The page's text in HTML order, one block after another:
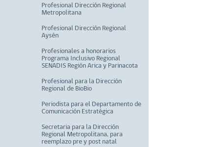
Profesional Dirección Regional
Metropolitana
Profesional Dirección Regional
Aysén
Profesionales a honorarios
Programa Inclusivo Regional
SENADIS Región Arica y Parinacota
Profesional para la Dirección
Regional de BioBio
Periodista para el Departamento de
Comunicación Estratégica
Secretaria para la Dirección
Regional Metropolitana, para
reemplazo pre y post natal